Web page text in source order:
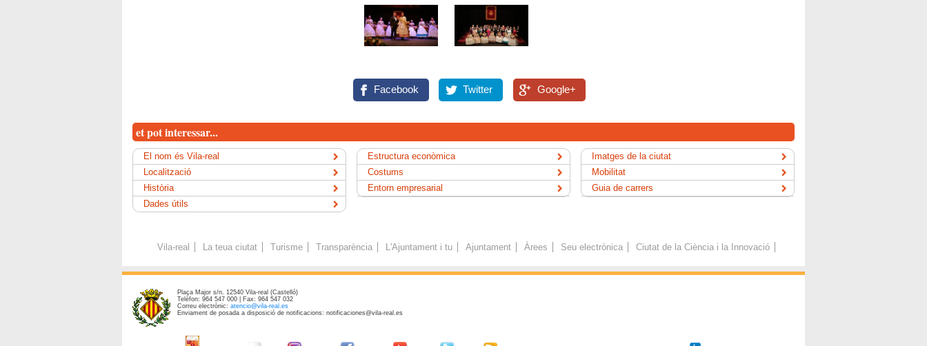
Facebook Twitter Google+
et pot interessar...
El nom és Vila-real
Localització
Història
Dades útils
Estructura econòmica
Costums
Entorn empresarial
Imatges de la ciutat
Mobilitat
Guia de carrers
Vila-real La teua ciutat Turisme Transparència L'Ajuntament i tu Ajuntament Àrees Seu electrònica Ciutat de la Ciència i la Innovació
Plaça Major s/n. 12540 Vila-real (Castelló)
Telèfon: 964 547 000 | Fax: 964 547 032
Correu electrònic: atencio@vila-real.es
Enviament de posada a disposició de notificacions: notificaciones@vila-real.es